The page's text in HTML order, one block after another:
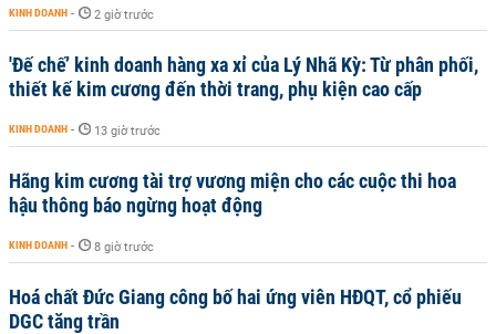
KINH DOANH - 2 giờ trước
'Đế chế’ kinh doanh hàng xa xỉ của Lý Nhã Kỳ: Từ phân phối,
thiết kế kim cương đến thời trang, phụ kiện cao cấp
KINH DOANH - 13 giờ trước
Hãng kim cương tài trợ vương miện cho các cuộc thi hoa
hậu thông báo ngừng hoạt động
KINH DOANH - 8 giờ trước
Hoá chất Đức Giang công bố hai ứng viên HĐQT, cổ phiếu
DGC tăng trần